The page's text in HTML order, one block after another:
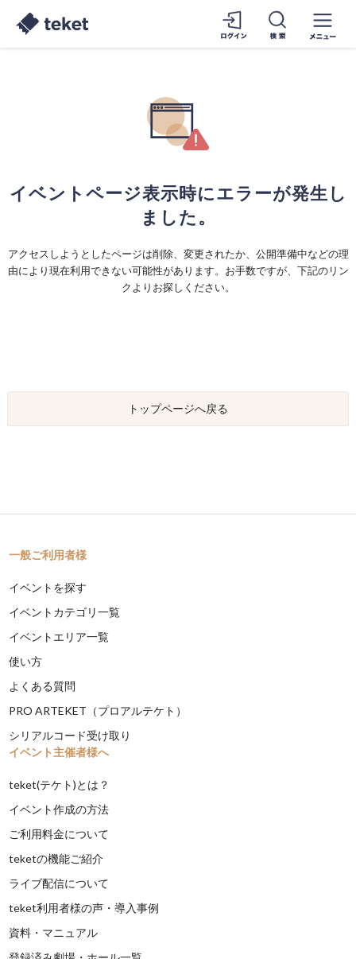
イベントページ表示時にエラーが発生し
ました。
アクセスしようとしたページは削除、変更されたか、公開準備中などの理
由により現在利用できない可能性があります。お手数ですが、下記のリン
クよりお探しください。
トップページへ戻る
一般ご利用者様
イベントを探す
イベントカテゴリ一覧
イベントエリア一覧
使い方
よくある質問
PRO ARTEKET（プロアルテケト）
シリアルコード受け取り
イベント主催者様へ
teket(テケト)とは？
イベント作成の方法
ご利用料金について
teketの機能ご紹介
ライブ配信について
teket利用者様の声・導入事例
資料・マニュアル